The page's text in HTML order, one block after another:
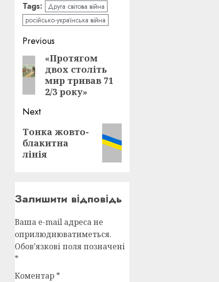
Tags: Друга світова війна
російсько-українська війна
Post
navigation
Previous
Previous
post:
«Протягом
двох століть
мир тривав 71
2/3 року»
Next
Next
post:
Тонка жовто-
блакитна
лінія
Залишити відповідь
Ваша e-mail адреса не
оприлюднюватиметься.
Обов’язкові поля позначені
*
Коментар *